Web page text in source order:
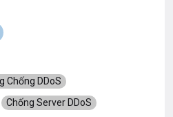
Chống DDoS
Chống Server DDoS